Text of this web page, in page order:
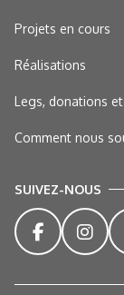
Projets en cours
Réalisations
Legs, donations
Comment nous
SUIVEZ-NOUS